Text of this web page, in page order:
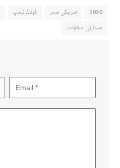
2020 امریکی صدر ڈونلڈ ٹرمپ
صدارتی انتخابات